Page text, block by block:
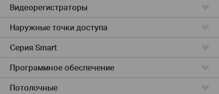
Видеорегистраторы
Наружные точки доступа
Серия Smart
Программное обеспечение
Потолочные